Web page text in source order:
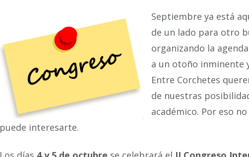
Septiembre ya está
de un lado para otro
organizando la
a un otoño inminente
Entre Corchetes
de nuestras
académico. Por eso
puede interesarte.